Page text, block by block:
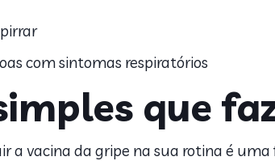
com sintomas respiratórios
que
a vacina da gripe na sua rotina é